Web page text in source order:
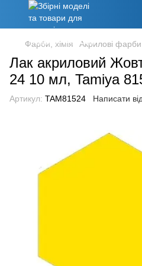
Фарби, хімія Акрилові фарби
Лак акриловий
24 10 мл, Tamiya
Артикул: TAM81524 Написати